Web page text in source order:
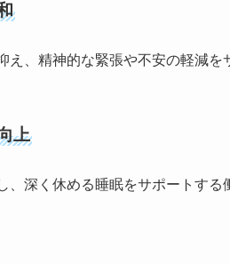
え、精神的な緊張や不安の軽減を
上
、深く休める睡眠をサポートする